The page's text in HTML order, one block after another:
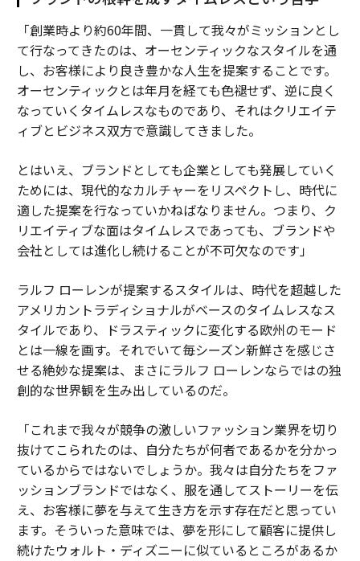
「創業時より約60年間、一貫して我々がミッションとし
て行なってきたのは、オーセンティックなスタイルを通
し、お客様により良き豊かな人生を提案することです。
オーセンティックとは年月を経ても色褪せず、逆に良く
なっていくタイムレスなものであり、それはクリエイテ
ィブとビジネス双方で意識してきました。
とはいえ、ブランドとしても企業としても発展していく
ためには、現代的なカルチャーをリスペクトし、時代に
適した提案を行なっていかねばなりません。つまり、ク
リエイティブな面はタイムレスであっても、ブランドや
会社としては進化し続けることが不可欠なのです」
ラルフ ローレンが提案するスタイルは、時代を超越した
アメリカントラディショナルがベースのタイムレスなス
タイルであり、ドラスティックに変化する欧州のモード
とは一線を画す。それでいて毎シーズン新鮮さを感じさ
せる絶妙な提案は、まさにラルフ ローレンならではの独
創的な世界観を生み出しているのだ。
「これまで我々が競争の激しいファッション業界を切り
抜けてこられたのは、自分たちが何者であるかを分かっ
ているからではないでしょうか。我々は自分たちをファ
ッションブランドではなく、服を通してストーリーを伝
え、お客様に夢を与えて生き方を示す存在だと思ってい
ます。そういった意味では、夢を形にして顧客に提供し
続けたウォルト・ディズニーに似ているところがあるか